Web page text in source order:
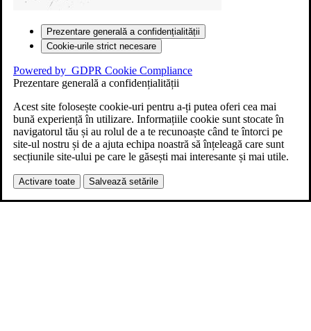
Prezentare generală a confidențialității
Cookie-urile strict necesare
Powered by GDPR Cookie Compliance
Prezentare generală a confidențialității
Acest site folosește cookie-uri pentru a-ți putea oferi cea mai
bună experiență în utilizare. Informațiile cookie sunt stocate în
navigatorul tău și au rolul de a te recunoaște când te întorci pe
site-ul nostru și de a ajuta echipa noastră să înțeleagă care sunt
secțiunile site-ului pe care le găsești mai interesante și mai utile.
Activare toate Salvează setările